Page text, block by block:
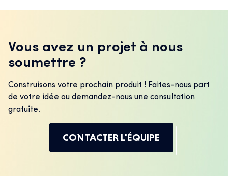
Vous avez un projet à nous
soumettre ?
Construisons votre prochain produit ! Faites-nous part
de votre idée ou demandez-nous une consultation
gratuite.
CONTACTER L'ÉQUIPE